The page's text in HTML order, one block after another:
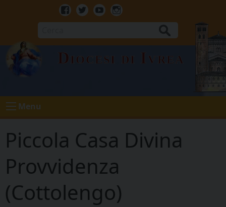
Facebook
TwitterYoutubeInstagram
Diocesi di Ivrea
Menu
Piccola Casa Divina
Provvidenza
(Cottolengo)